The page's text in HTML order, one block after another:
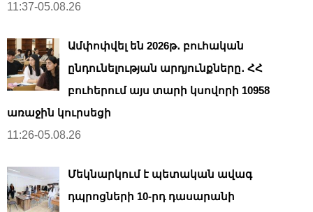
11:37-05.08.26
Ամփոփվել են 2026թ․ բուհական
ընդունելության արդյունքները․ ՀՀ
բուհերում այս տարի կսովորի 10958
առաջին կուրսեցի
11:26-05.08.26
Մեկնարկում է պետական ավագ
դպրոցների 10-րդ դասարանի